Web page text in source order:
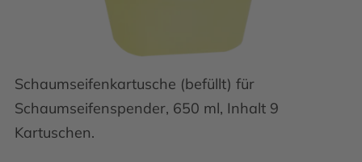
Schaumseifenkartusche (befüllt) für
Schaumseifenspender, 650 ml, Inhalt 9
Kartuschen.